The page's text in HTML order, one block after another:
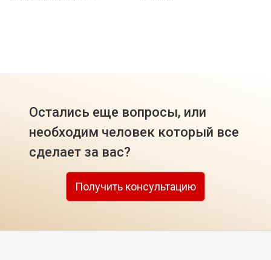
Остались еще вопросы, или
необходим человек который все
сделает за вас?
Получить консультацию